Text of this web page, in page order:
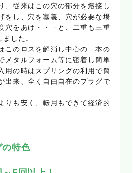
、従来はこの穴の部分を熔接し
をし、穴を塞義、穴が必要な場
穴をあけ・・・と、二重も三重
した。
このロスを解消し中心の一本の
メタルフォーム等に密着し簡単
用の時はスプリングの利用で簡
出来、全く自由自在のプラグで
りも安く、転用もできて経済的
特色